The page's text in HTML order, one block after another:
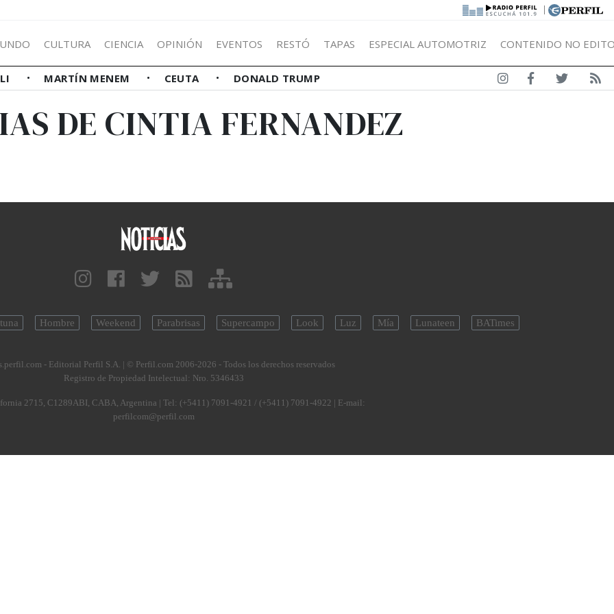
|
CULTURA CIENCIA OPINIÓN EVENTOS RESTÓ TAPAS ESPECIAL AUTOMOTRIZ CONTENIDO NO
MARTÍN MENEM CEUTA DONALD TRUMP
DE CINTIA FERNANDEZ
Hombre Weekend Parabrisas Supercampo Look Luz Mía Lunateen BATimes
- Editorial Perfil S.A. | © Perfil.com 2006-2026 - Todos los derechos reservados
Registro de Propiedad Intelectual: Nro. 5346433
2715, C1289ABI, CABA, Argentina | Tel: (+5411) 7091-4921 / (+5411) 7091-4922 | E-mail:
perfilcom@perfil.com